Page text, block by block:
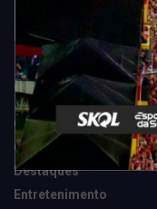
Categorias
Camarote Vip Junino
Cidade
Destaques
Entretenimento